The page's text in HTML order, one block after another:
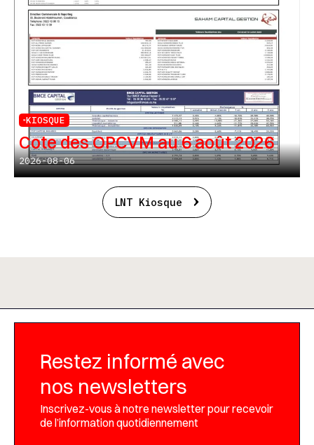
KIOSQUE
Cote des OPCVM au 6 août 2026
2026-08-06
LNT Kiosque
Restez informé avec
nos newsletters
Inscrivez-vous à notre newsletter pour recevoir
de l’information quotidiennement